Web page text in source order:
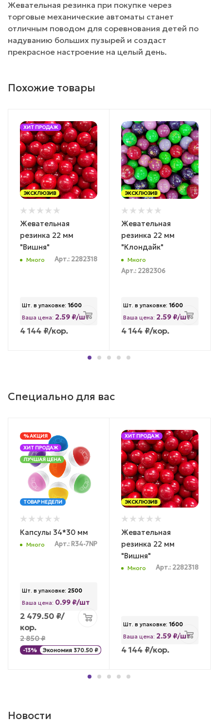
Жевательная резинка при покупке через
торговые механические автоматы станет
отличным поводом для соревнования детей по
надуванию больших пузырей и создаст
прекрасное настроение на целый день.
Похожие товары
ХИТ ПРОДАЖ
ЭКСКЛЮЗИВ
Жевательная
резинка 22 мм
"Вишня"
Много Арт.: 2282318
Шт. в упаковке: 1600
Ваша цена: 2.59 ₽/шт
4 144 ₽/кор.
ЭКСКЛЮЗИВ
Жевательная
резинка 22 мм
"Клондайк"
Много
Арт.: 2282306
Шт. в упаковке: 1600
Ваша цена: 2.59 ₽/шт
4 144 ₽/кор.
Специально для вас
% АКЦИЯ
ХИТ ПРОДАЖ
ЛУЧШАЯ ЦЕНА
ТОВАР НЕДЕЛИ
Капсулы 34*30 мм
Много Арт.: R34-7NP
Шт. в упаковке: 2500
Ваша цена: 0.99 ₽/шт
2 479.50 ₽/
кор.
2 850₽
-13% Экономия 370.50 ₽
ХИТ ПРОДАЖ
ЭКСКЛЮЗИВ
Жевательная
резинка 22 мм
"Вишня"
Много Арт.: 2282318
Шт. в упаковке: 1600
Ваша цена: 2.59 ₽/шт
4 144 ₽/кор.
Новости